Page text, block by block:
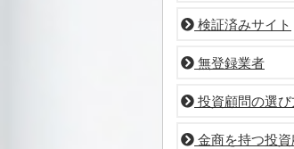
検証済みサイト
無登録業者
投資顧問の選
金商を持つ投資